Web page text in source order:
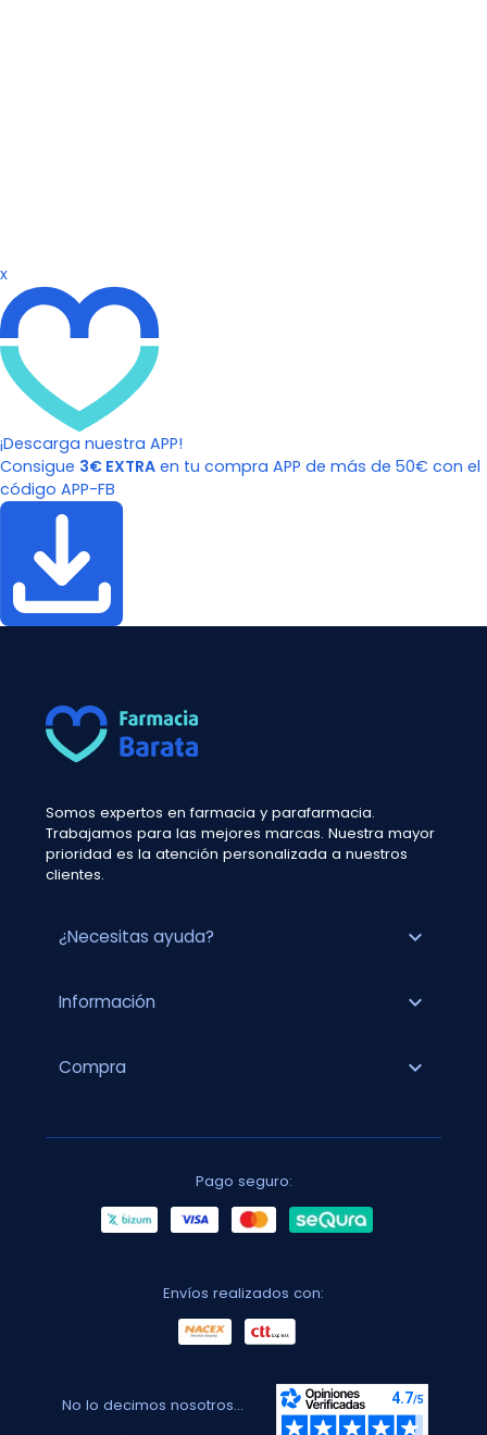
x
¡Descarga nuestra APP!
Consigue 3€ EXTRA en tu compra APP de más de 50€ con el
código APP-FB
Somos expertos en farmacia y parafarmacia.
Trabajamos para las mejores marcas. Nuestra mayor
prioridad es la atención personalizada a nuestros
clientes.
¿Necesitas ayuda? expand_more
Información expand_more
Compra expand_more
Pago seguro:
Envíos realizados con:
No lo decimos nosotros...